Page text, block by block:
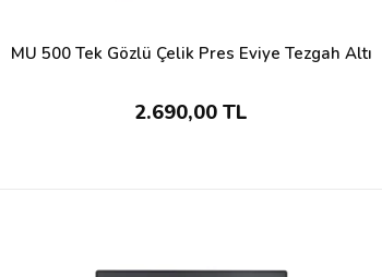
MU 500 Tek Gözlü Çelik Pres Eviye Tezgah Altı
2.690,00 TL